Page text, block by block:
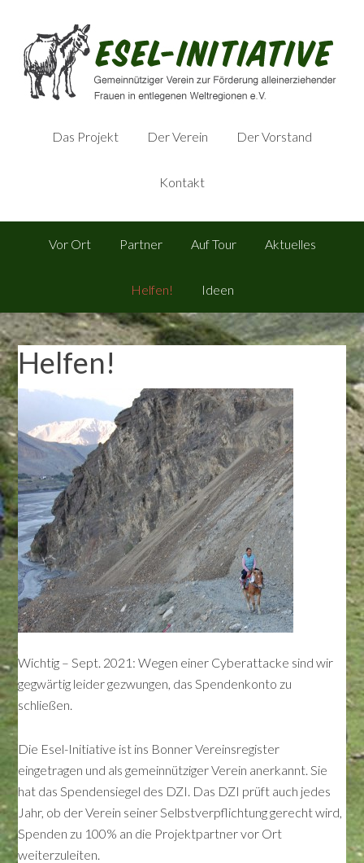
Das Projekt Der Verein Der Vorstand
Kontakt
Vor Ort Partner Auf Tour Aktuelles
Helfen! Ideen
Helfen!
Wichtig – Sept. 2021: Wegen einer Cyberattacke sind wir
gegwärtig leider gezwungen, das Spendenkonto zu
schließen.
Die Esel-Initiative ist ins Bonner Vereinsregister
eingetragen und als gemeinnütziger Verein anerkannt. Sie
hat das Spendensiegel des DZI. Das DZI prüft auch jedes
Jahr, ob der Verein seiner Selbstverpflichtung gerecht wird,
Spenden zu 100% an die Projektpartner vor Ort
weiterzuleiten.